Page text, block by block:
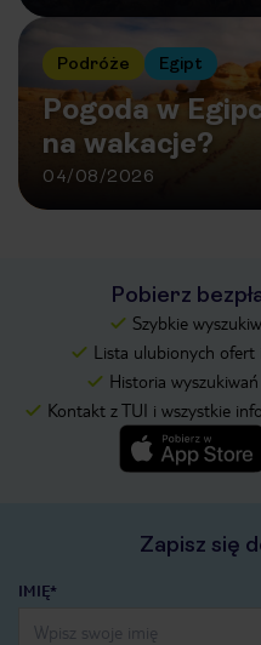
Podróże Egipt
Pogoda w
na wakacje?
04/08/2026
Pobierz
Szybkie
Lista ulubionych ofert
Historia
Kontakt z TUI i wszystkie
Zapisz się
IMIĘ*